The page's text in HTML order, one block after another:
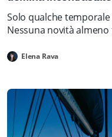
Solo qualche
Nessuna novità
Elena Rava